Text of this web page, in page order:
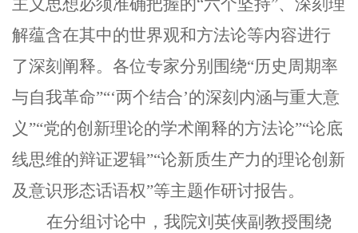
主义思想必须准确把握的“六个坚持”、深刻理
解蕴含在其中的世界观和方法论等内容进行
了深刻阐释。各位专家分别围绕“历史周期率
与自我革命”“‘两个结合’的深刻内涵与重大意
义”“党的创新理论的学术阐释的方法论”“论底
线思维的辩证逻辑”“论新质生产力的理论创新
及意识形态话语权”等主题作研讨报告。
在分组讨论中，我院刘英侠副教授围绕